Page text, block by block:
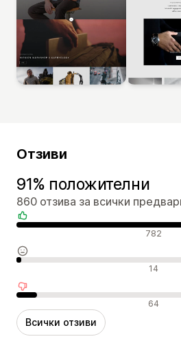
Отзиви
91% положителни
860 отзива за всички
782
14
64
Всички отзиви